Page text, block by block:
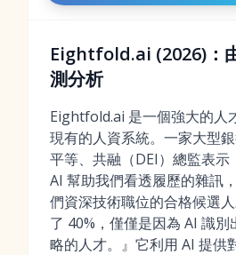
Eightfold.ai (2026)：
測分析
Eightfold.ai 是一個強大的人
現有的人資系統。一家大型銀
平等、共融（DEI）總監表
AI 幫助我們看透履歷的雜訊
們資深技術職位的合格候選
了 40%，僅僅是因為 AI 識
略的人才。』它利用 AI 提供